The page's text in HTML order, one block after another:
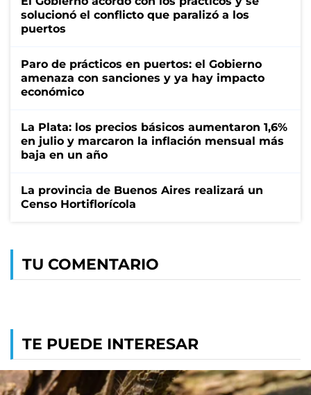
solucionó el conflicto que paralizó a los
puertos
Paro de prácticos en puertos: el Gobierno
amenaza con sanciones y ya hay impacto
económico
La Plata: los precios básicos aumentaron 1,6%
en julio y marcaron la inflación mensual más
baja en un año
La provincia de Buenos Aires realizará un
Censo Hortiflorícola
TU COMENTARIO
TE PUEDE INTERESAR